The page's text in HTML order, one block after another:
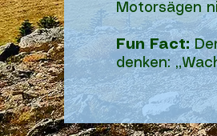
Motorsägen
Fun Fact:
denken: